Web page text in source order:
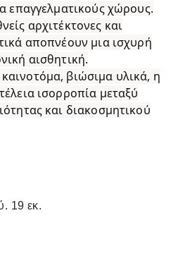
επαγγελματικούς χώρους.
αρχιτέκτονες και
αποπνέουν μια ισχυρή
αισθητική.
βιώσιμα υλικά, η
ισορροπία μεταξύ
και διακοσμητικού
19 εκ.